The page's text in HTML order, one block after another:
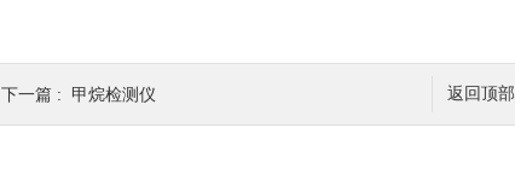
返回顶部
下一篇 : 甲烷检测仪